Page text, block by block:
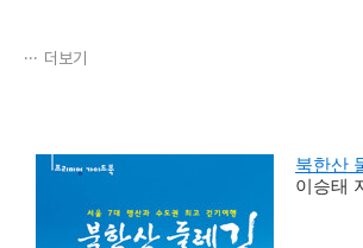
더보기
북한산
이승태